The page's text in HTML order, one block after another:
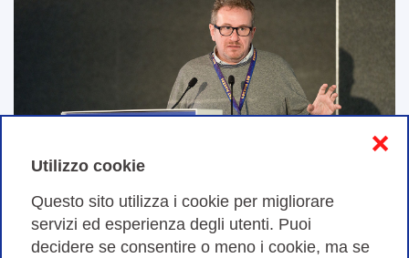
Utilizzo cookie
Questo sito utilizza i cookie per migliorare
servizi ed esperienza degli utenti. Puoi
decidere se consentire o meno i cookie, ma se
❌